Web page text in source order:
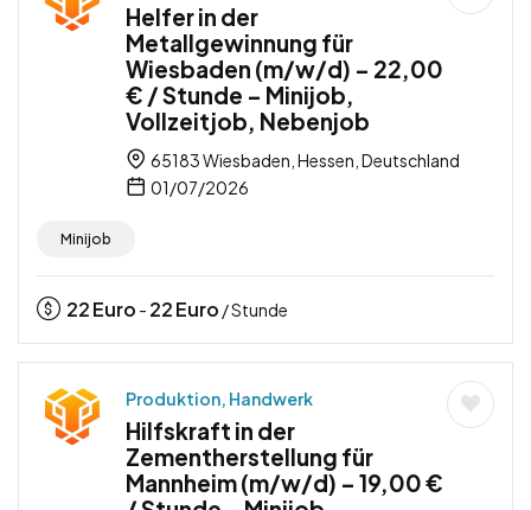
Helfer in der
Metallgewinnung für
Wiesbaden (m/w/d) – 22,00
€ / Stunde – Minijob,
Vollzeitjob, Nebenjob
65183 Wiesbaden, Hessen, Deutschland
01/07/2026
Minijob
22Euro - 22Euro / Stunde
Produktion, Handwerk
Hilfskraft in der
Zementherstellung für
Mannheim (m/w/d) – 19,00 €